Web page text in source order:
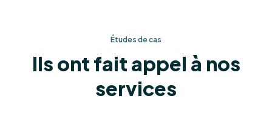
Études de cas
Ils ont fait appel à nos
services